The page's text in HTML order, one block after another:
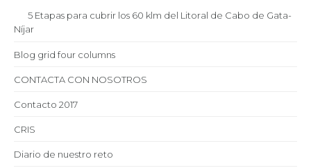
5 Etapas para cubrir los 60 klm del Litoral de Cabo de Gata-
Níjar
Blog grid four columns
CONTACTA CON NOSOTROS
Contacto 2017
CRIS
Diario de nuestro reto